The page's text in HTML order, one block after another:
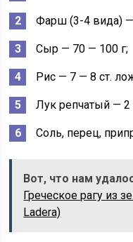
Фарш (3-4 вида)
Сыр — 70 — 100 г;
Рис — 7 — 8 ст.
Лук репчатый — 2
Соль, перец,
Вот, что нам
Греческое рагу из
Ladera)